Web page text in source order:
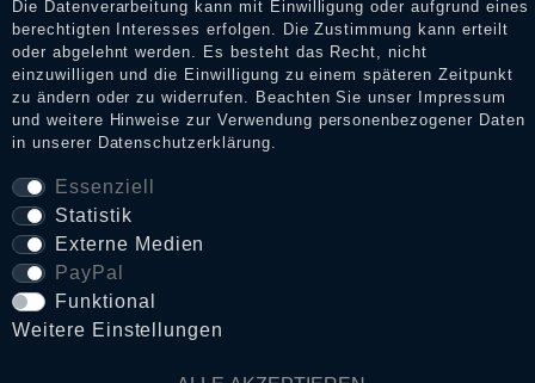
Daten­schutz­erklärung
Widerrufs­recht
VERTRAG WIDERRUFEN
Die Datenverarbeitung kann mit Einwilligung oder aufgrund eines
berechtigten Interesses erfolgen. Die Zustimmung kann erteilt
oder abgelehnt werden. Es besteht das Recht, nicht
einzuwilligen und die Einwilligung zu einem späteren Zeitpunkt
zu ändern oder zu widerrufen. Beachten Sie unser
Impressum
und weitere Hinweise zur Verwendung personenbezogener Daten
in unserer Daten­schutz­erklärung.
Essenziell
Statistik
Externe Medien
PayPal
Funktional
Weitere Einstellungen